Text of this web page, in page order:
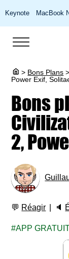
Keynote MacBook
> Bons Plans >
Power Exif,
Bons
2,
💬 Réagir 🔈
APP